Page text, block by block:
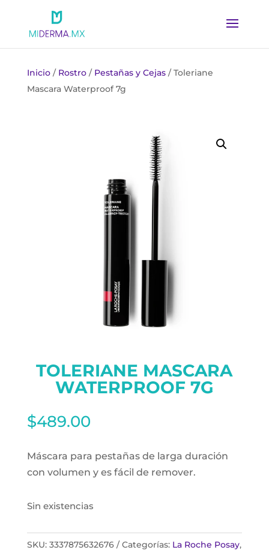
Inicio/ Rostro/ Pestañas y Cejas/ Toleriane
Mascara Waterproof 7g
TOLERIANE MASCARA
WATERPROOF 7G
$489.00
Máscara para pestañas de larga duración
con volumen y es fácil de remover.
Sin existencias
SKU: 3337875632676 Categorías: La Roche Posay,